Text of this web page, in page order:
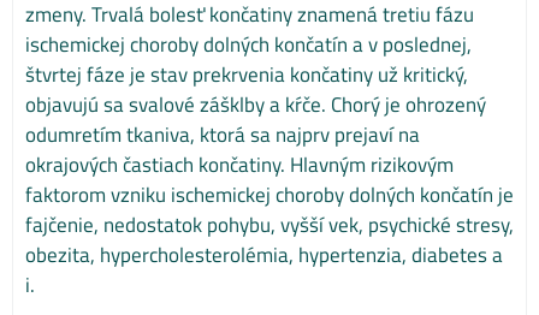
zmeny. Trvalá bolesť končatiny znamená tretiu fázu
ischemickej choroby dolných končatín a v poslednej,
štvrtej fáze je stav prekrvenia končatiny už kritický,
objavujú sa svalové zášklby a kŕče. Chorý je ohrozený
odumretím tkaniva, ktorá sa najprv prejaví na
okrajových častiach končatiny. Hlavným rizikovým
faktorom vzniku ischemickej choroby dolných končatín je
fajčenie, nedostatok pohybu, vyšší vek, psychické stresy,
obezita, hypercholesterolémia, hypertenzia, diabetes a
i.